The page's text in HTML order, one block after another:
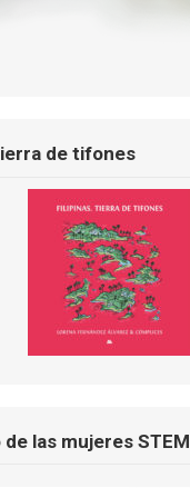
de tifones
las mujeres STEM